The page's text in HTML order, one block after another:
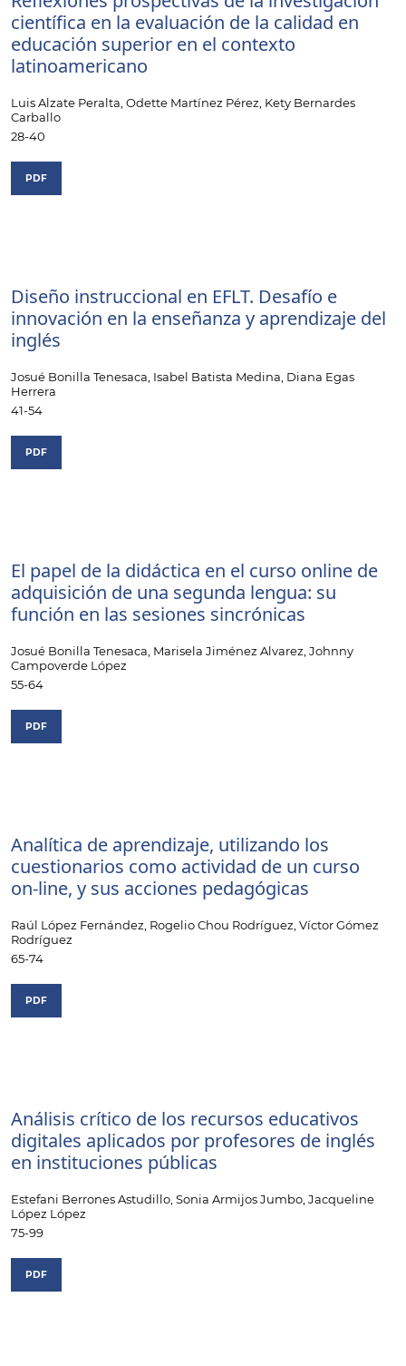
científica en la evaluación de la calidad en
educación superior en el contexto
latinoamericano
Luis Alzate Peralta, Odette Martínez Pérez, Kety Bernardes
Carballo
28-40
PDF
Diseño instruccional en EFLT. Desafío e
innovación en la enseñanza y aprendizaje del
inglés
Josué Bonilla Tenesaca, Isabel Batista Medina, Diana Egas
Herrera
41-54
PDF
El papel de la didáctica en el curso online de
adquisición de una segunda lengua: su
función en las sesiones sincrónicas
Josué Bonilla Tenesaca, Marisela Jiménez Alvarez, Johnny
Campoverde López
55-64
PDF
Analítica de aprendizaje, utilizando los
cuestionarios como actividad de un curso
on-line, y sus acciones pedagógicas
Raúl López Fernández, Rogelio Chou Rodríguez, Víctor Gómez
Rodríguez
65-74
PDF
Análisis crítico de los recursos educativos
digitales aplicados por profesores de inglés
en instituciones públicas
Estefani Berrones Astudillo, Sonia Armijos Jumbo, Jacqueline
López López
75-99
PDF